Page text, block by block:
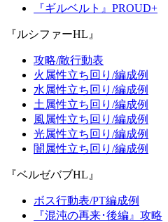
『ギルベルト』PROUD+
『ルシファーHL』
攻略/敵行動表
火属性立ち回り/編成例
水属性立ち回り/編成例
土属性立ち回り/編成例
風属性立ち回り/編成例
光属性立ち回り/編成例
闇属性立ち回り/編成例
『ベルゼバブHL』
ボス行動表/PT編成例
『混沌の再来･後編』攻略